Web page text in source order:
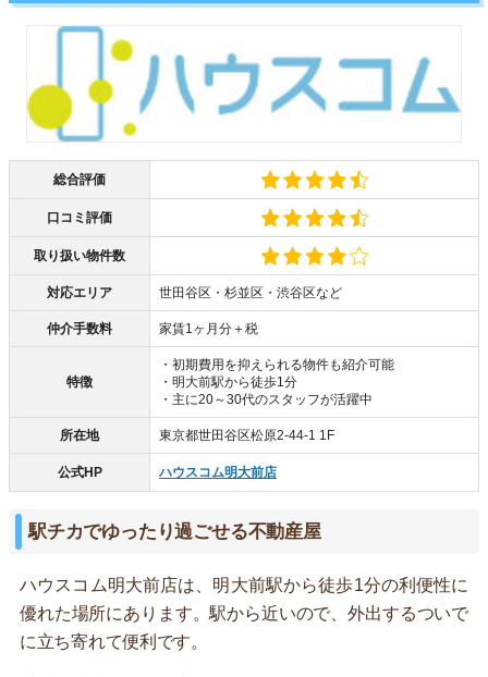
総合評価
口コミ評価
取り扱い物件数
対応エリア 世田谷区・杉並区・渋谷区など
仲介手数料 家賃1ヶ月分＋税
特徴
・初期費用を抑えられる物件も紹介可能
・明大前駅から徒歩1分
・主に20～30代のスタッフが活躍中
所在地 東京都世田谷区松原2-44-1 1F
公式HP ハウスコム明大前店
駅チカでゆったり過ごせる不動産屋
ハウスコム明大前店は、明大前駅から徒歩1分の利便性に
優れた場所にあります。駅から近いので、外出するついで
に立ち寄れて便利です。